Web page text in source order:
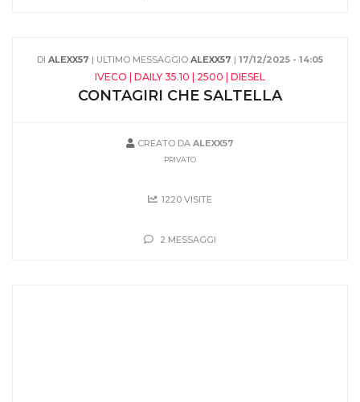
DI ALEXX57 | ULTIMO MESSAGGIO ALEXX57 | 17/12/2025 - 14:05
IVECO | DAILY 35.10 | 2500 | DIESEL
CONTAGIRI CHE SALTELLA
CREATO DA ALEXX57
PRIVATO
1220 VISITE
2 MESSAGGI